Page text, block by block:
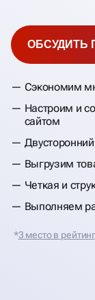
Сэкономим
Настроим и
сайтом
Выгрузим
Четкая и
Выполняем
ОБСУДИТЬ
*3 место в